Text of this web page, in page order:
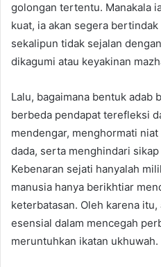
golongan tertentu. Manakala
kuat, ia akan segera
sekalipun tidak sejalan
dikagumi atau keyakinan
Lalu, bagaimana bentuk adab
berbeda pendapat terefleksi
mendengar, menghormati
dada, serta menghindari
Kebenaran sejati hanyalah
manusia hanya berikhtiar
keterbatasan. Oleh karena
esensial dalam mencegah
meruntuhkan ikatan ukhuwah.